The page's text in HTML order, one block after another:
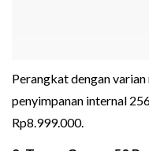
Perangkat dengan
penyimpanan internal
Rp8.999.000.